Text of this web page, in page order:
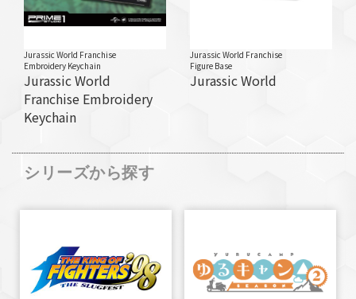
Jurassic World Franchise
Embroidery Keychain
Jurassic World
Franchise Embroidery
Keychain
Jurassic World Franchise
Figure Base
Jurassic World
シリーズから探す